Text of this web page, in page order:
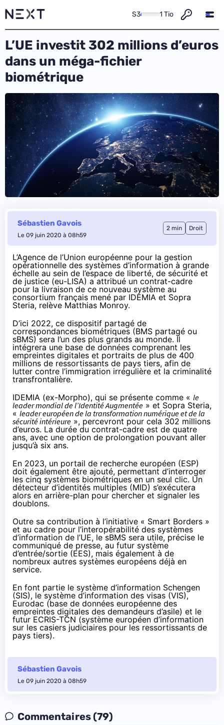
S3 1 Tio
L’UE investit 302 millions d’euros
dans un méga-fichier
biométrique
Sébastien Gavois
Le 09 juin 2020 à 08h59
2 min Droit
L’Agence de l’Union européenne pour la gestion
opérationnelle des systèmes d’information à grande
échelle au sein de l’espace de liberté, de sécurité et
de justice (eu-LISA) a attribué un contrat-cadre
pour la livraison de ce nouveau système au
consortium français mené par IDEMIA et Sopra
Steria, relève Matthias Monroy.
D’ici 2022, ce dispositif partagé de
correspondances biométriques (BMS partagé ou
sBMS) sera l’un des plus grands au monde. Il
intégrera une base de données comprenant les
empreintes digitales et portraits de plus de 400
millions de ressortissants de pays tiers, afin de
lutter contre l’immigration irrégulière et la criminalité
transfrontalière.
IDEMIA (ex-Morpho), qui se présente comme « le
leader mondial de l’Identité Augmentée » et Sopra Steria,
« leader européen de la transformation numérique et de la
sécurité intérieure », percevront pour cela 302 millions
d’euros. La durée du contrat-cadre est de quatre
ans, avec une option de prolongation pouvant aller
jusqu’à six ans.
En 2023, un portail de recherche européen (ESP)
doit également être ajouté, permettant d’interroger
les cinq systèmes biométriques en un seul clic. Un
détecteur d’identités multiples (MID) s’exécutera
alors en arrière-plan pour chercher et signaler les
doublons.
Outre sa contribution à l’initiative « Smart Borders »
et au cadre pour l’interopérabilité des systèmes
d’information de l’UE, le sBMS sera utile, précise le
communiqué de presse, au futur système
d’entrée/sortie (EES), mais également à de
nombreux autres systèmes européens déjà en
service.
En font partie le système d’information Schengen
(SIS), le système d’information des visas (VIS),
Eurodac (base de données européenne des
empreintes digitales des demandeurs d’asile) et le
futur ECRIS-TCN (système européen d’information
sur les casiers judiciaires pour les ressortissants de
pays tiers).
Sébastien Gavois
Le 09 juin 2020 à 08h59
Commentaires (79)